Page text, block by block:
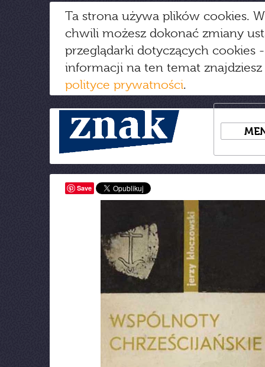
Ta strona używa plików cookies.
chwili możesz dokonać zmiany
przeglądarki dotyczących cookies
informacji na ten temat
polityce prywatności.
Save